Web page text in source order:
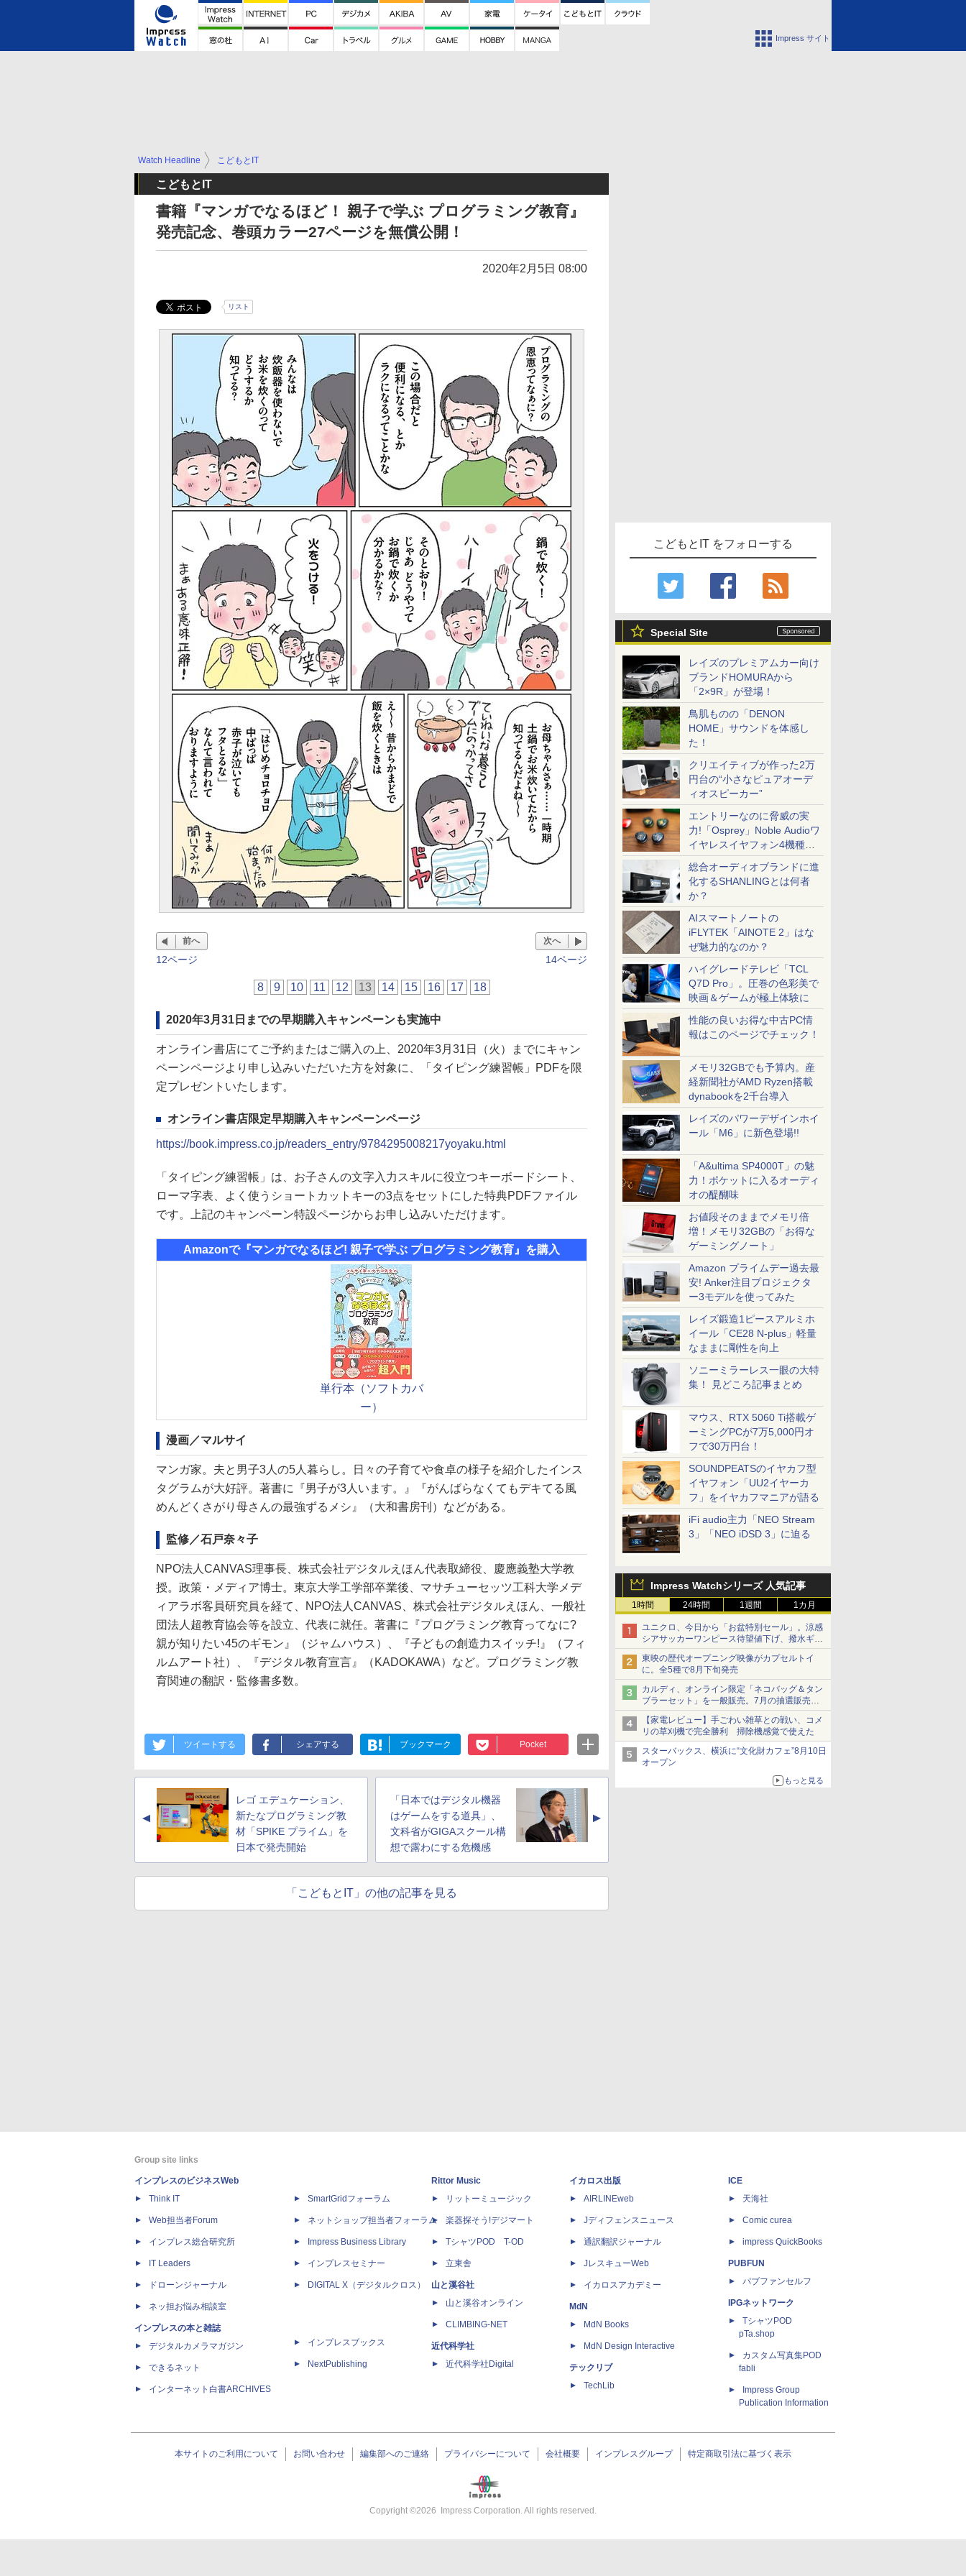
Impress サイト
こどもとIT をフォローする
Special Site
レイズのプレミアムカー向け
ブランドHOMURAから
「2×9R」が登場！
鳥肌ものの「DENON
HOME」サウンドを体感し
た！
クリエイティブが作った2万
円台の“小さなピュアオーデ
ィオスピーカー”
エントリーなのに脅威の実
力!「Osprey」Noble Audioワ
イヤレスイヤフォン4機種を
一気に聴く
総合オーディオブランドに進
化するSHANLINGとは何者
か？
AIスマートノートの
iFLYTEK「AINOTE 2」はな
ぜ魅力的なのか？
ハイグレードテレビ「TCL
Q7D Pro」。圧巻の色彩美で
映画＆ゲームが極上体験に
性能の良いお得な中古PC情
報はこのページでチェック！
メモリ32GBでも予算内。産
経新聞社がAMD Ryzen搭載
dynabookを2千台導入
レイズのパワーデザインホイ
ール「M6」に新色登場!!
「A&ultima SP4000T」の魅
力！ポケットに入るオーディ
オの醍醐味
お値段そのままでメモリ倍
増！メモリ32GBの「お得な
ゲーミングノート」
Amazon プライムデー過去最
安! Anker注目プロジェクタ
ー3モデルを使ってみた
レイズ鍛造1ピースアルミホ
イール「CE28 N-plus」軽量
なままに剛性を向上
ソニーミラーレス一眼の大特
集！ 見どころ記事まとめ
マウス、RTX 5060 Ti搭載ゲ
ーミングPCが7万5,000円オ
フで30万円台！
SOUNDPEATSのイヤカフ型
イヤフォン「UU2イヤーカ
フ」をイヤカフマニアが語る
iFi audio主力「NEO Stream
3」「NEO iDSD 3」に迫る
Impress Watchシリーズ 人気記事
1時間 24時間 1週間 1カ月
ユニクロ、今日から「お盆特別セール」。涼感
シアサッカーワンピース待望値下げ、撥水ギア
ショーツは1990円に
東映の歴代オープニング映像がカプセルトイ
に。全5種で8月下旬発売
カルディ、オンライン限定「ネコバッグ＆タン
ブラーセット」を一般販売。7月の抽選販売の
当選無効分
【家電レビュー】手ごわい雑草との戦い、コメ
リの草刈機で完全勝利 掃除機感覚で使えた
スターバックス、横浜に“文化財カフェ”8月10日
オープン
もっと見る
Watch Headline こどもとIT
こどもとIT
書籍『マンガでなるほど！ 親子で学ぶ プログラミング教育』
発売記念、巻頭カラー27ページを無償公開！
2020年2月5日 08:00
リスト
前へ
12ページ
次へ
14ページ
8 9 10 11 12 13 14 15 16 17 18
2020年3月31日までの早期購入キャンペーンも実施中
オンライン書店にてご予約またはご購入の上、2020年3月31日（火）までにキャン
ペーンページより申し込みいただいた方を対象に、「タイピング練習帳」PDFを限
定プレゼントいたします。
オンライン書店限定早期購入キャンペーンページ
https://book.impress.co.jp/readers_entry/9784295008217yoyaku.html
「タイピング練習帳」は、お子さんの文字入力スキルに役立つキーボードシート、
ローマ字表、よく使うショートカットキーの3点をセットにした特典PDFファイル
です。上記のキャンペーン特設ページからお申し込みいただけます。
Amazonで『マンガでなるほど! 親子で学ぶ プログラミング教育』を購入
単行本（ソフトカバ
ー）
漫画／マルサイ
マンガ家。夫と男子3人の5人暮らし。日々の子育てや食卓の様子を紹介したインス
タグラムが大好評。著書に『男子が3人います。』『がんばらなくてもデキてる風
めんどくさがり母さんの最強ずるメシ』（大和書房刊）などがある。
監修／石戸奈々子
NPO法人CANVAS理事長、株式会社デジタルえほん代表取締役、慶應義塾大学教
授。政策・メディア博士。東京大学工学部卒業後、マサチューセッツ工科大学メデ
ィアラボ客員研究員を経て、NPO法人CANVAS、株式会社デジタルえほん、一般社
団法人超教育協会等を設立、代表に就任。著書に『プログラミング教育ってなに?
親が知りたい45のギモン』（ジャムハウス）、『子どもの創造力スイッチ!』（フィ
ルムアート社）、『デジタル教育宣言』（KADOKAWA）など。プログラミング教
育関連の翻訳・監修書多数。
ツイートする シェアする ブックマーク Pocket
▲
レゴ エデュケーション、
新たなプログラミング教
材「SPIKE プライム」を
日本で発売開始
「日本ではデジタル機器
はゲームをする道具」、
文科省がGIGAスクール構
想で露わにする危機感
▲
「こどもとIT」の他の記事を見る
Group site links
インプレスのビジネスWeb
Think IT
Web担当者Forum
インプレス総合研究所
IT Leaders
ドローンジャーナル
ネッ担お悩み相談室
インプレスの本と雑誌
デジタルカメラマガジン
できるネット
インターネット白書ARCHIVES
SmartGridフォーラム
ネットショップ担当者フォーラム
Impress Business Library
インプレスセミナー
DIGITAL X（デジタルクロス）
インプレスブックス
NextPublishing
Rittor Music
リットーミュージック
楽器探そう!デジマート
TシャツPOD T-OD
立東舎
山と溪谷社
山と溪谷オンライン
CLIMBING-NET
近代科学社
近代科学社Digital
イカロス出版
AIRLINEweb
Jディフェンスニュース
通訳翻訳ジャーナル
JレスキューWeb
イカロスアカデミー
MdN
MdN Books
MdN Design Interactive
テックリブ
TechLib
ICE
天海社
Comic curea
impress QuickBooks
PUBFUN
パブファンセルフ
IPGネットワーク
TシャツPOD
pTa.shop
カスタム写真集POD
fabli
Impress Group
Publication Information
本サイトのご利用について お問い合わせ 編集部へのご連絡 プライバシーについて 会社概要 インプレスグループ 特定商取引法に基づく表示
Copyright ©2026 Impress Corporation. All rights reserved.